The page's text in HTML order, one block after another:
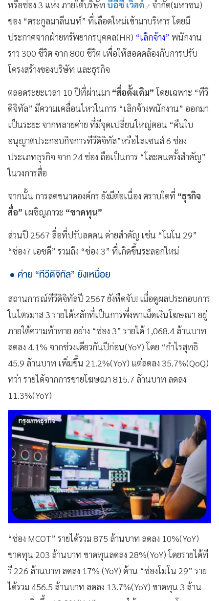
หรือช่อง 3 แห่ง ภายใต้บริษัท บีอีซี เวิลด์ จำกัด(มหาชน)
ของ “ตระกูลมาลีนนท์” ที่เลือดใหม่เข้ามาบริหาร โดยมี
ประกาศจากฝ่ายทรัพยากรบุคคล(HR) “เลิกจ้าง” พนักงาน
ราว 300 ชีวิต จาก 800 ชีวิต เพื่อให้สอดคล้องกับการปรับ
โครงสร้างของบริษัท และธุรกิจ
ตลอดระยะเวลา 10 ปีที่ผ่านมา “สื่อดั้งเดิม”โดยเฉพาะ “ทีวี
ดิจิทัล” มีความเคลื่อนไหวในการ “เลิกจ้างพนักงาน” ออกมา
เป็นระยะ จากหลายค่าย ที่มีจุดเปลี่ยนใหญ่ตอน “คืนใบ
อนุญาตประกอบกิจการทีวีดิจิทัล”หรือไลเซนส์ 6 ช่อง
ประเภทธุรกิจ จาก 24 ช่อง ถือเป็นการ “โละคนครั้งสำคัญ”
ในวงการสื่อ
จากนั้น การลดขนาดองค์กร ยังมีต่อเนื่อง ตราบใดที่ “ธุรกิจ
สื่อ” เผชิญภาวะ “ขาดทุน”
ส่วนปี 2567 สื่อที่ปรับลดคน ค่ายสำคัญ เช่น “โมโน 29”
“ช่อง7 เอชดี” รวมถึง “ช่อง 3” ที่เกิดขึ้นระลอกใหม่
ค่าย “ทีวีดิจิทัล” ยังเหนื่อย
สถานการณ์ทีวีดิจิทัลปี 2567 ยังหืดจับ! เมื่อดูผลประกอบการ
ในไตรมาส 3 รายได้หลักที่เป็นการพึ่งพาเม็ดเงินโฆษณา อยู่
ภายใต้ความท้าทาย อย่าง “ช่อง 3” รายได้ 1,068.4 ล้านบาท
ลดลง 4.1% จากช่วงเดียวกันปีก่อน(YoY) โดย “กำไรสุทธิ
45.9 ล้านบาท เพิ่มขึ้น 21.2%(YoY) แต่ลดลง 35.7%(QoQ)
ทว่า รายได้จากการขายโฆษณา 815.7 ล้านบาท ลดลง
11.3%(YoY)
“ช่อง MCOT” รายได้รวม 875 ล้านบาท ลดลง 10%(YoY)
ขาดทุน 203 ล้านบาท ขาดทุนลดลง 28%(YoY) โดยรายได้ที
วี 226 ล้านบาท ลดลง 17% (YoY) ด้าน “ช่องโมโน 29” ราย
ได้รวม 456.5 ล้านบาท ลดลง 13.7%(YoY) ขาดทุน 3 ล้าน